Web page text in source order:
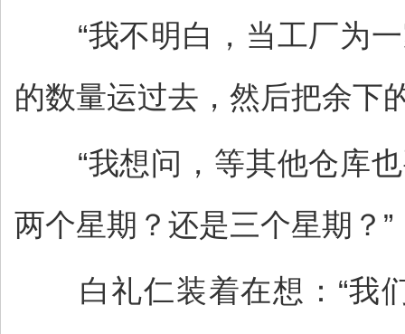
“我不明白，当工厂为一
的数量运过去，然后把余下
“我想问，等其他仓库也
两个星期？还是三个星期？”
白礼仁装着在想：“我们